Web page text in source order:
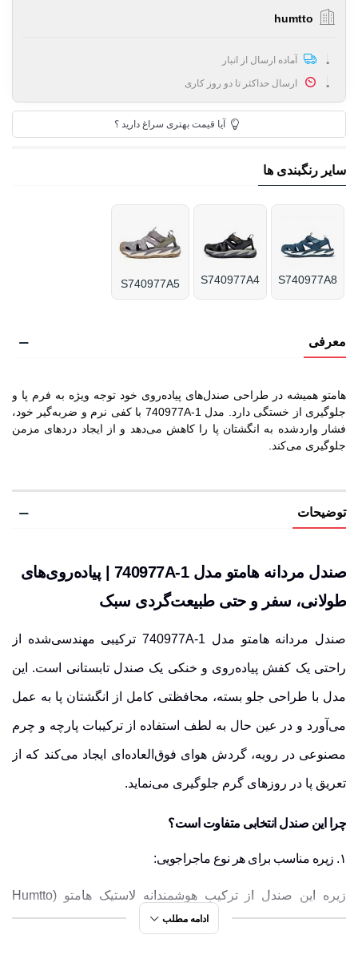
humtto
آماده ارسال از انبار
ارسال حداکثر تا دو روز کاری
آیا قیمت بهتری سراغ دارید ؟
سایر رنگبندی ها
S740977A8
S740977A4
S740977A5
معرفی
هامتو همیشه در طراحی صندل‌های پیاده‌روی خود توجه ویژه به فرم پا و
جلوگیری از خستگی دارد. مدل 740977A-1 با کفی نرم و ضربه‌گیر خود،
فشار واردشده به انگشتان پا را کاهش می‌دهد و از ایجاد دردهای مزمن
جلوگیری می‌کند.
توضیحات
صندل مردانه هامتو مدل 740977A-1 | پیاده‌روی‌های
طولانی، سفر و حتی طبیعت‌گردی سبک
صندل مردانه هامتو مدل 740977A-1 ترکیبی مهندسی‌شده از
راحتی یک کفش پیاده‌روی و خنکی یک صندل تابستانی است. این
مدل با طراحی جلو بسته، محافظتی کامل از انگشتان پا به عمل
می‌آورد و در عین حال به لطف استفاده از ترکیبات پارچه و چرم
مصنوعی در رویه، گردش هوای فوق‌العاده‌ای ایجاد می‌کند که از
تعریق پا در روزهای گرم جلوگیری می‌نماید.
چرا این صندل انتخابی متفاوت است؟
۱. زیره مناسب برای هر نوع ماجراجویی:
زیره این صندل از ترکیب هوشمندانه لاستیک هامتو (Humtto
ساخته شده است.
ادامه مطلب